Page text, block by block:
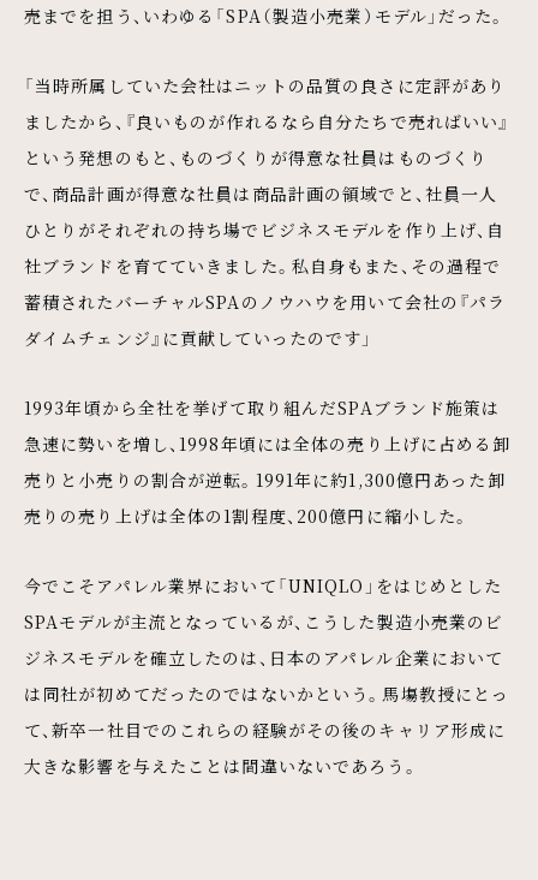
売までを担う、いわゆる「SPA（製造小売業）モデル」だった。
「当時所属していた会社はニットの品質の良さに定評があり
ましたから、『良いものが作れるなら自分たちで売ればいい』
という発想のもと、ものづくりが得意な社員はものづくり
で、商品計画が得意な社員は商品計画の領域でと、社員一人
ひとりがそれぞれの持ち場でビジネスモデルを作り上げ、自
社ブランドを育てていきました。私自身もまた、その過程で
蓄積されたバーチャルSPAのノウハウを用いて会社の『パラ
ダイムチェンジ』に貢献していったのです」
1993年頃から全社を挙げて取り組んだSPAブランド施策は
急速に勢いを増し、1998年頃には全体の売り上げに占める卸
売りと小売りの割合が逆転。1991年に約1,300億円あった卸
売りの売り上げは全体の1割程度、200億円に縮小した。
今でこそアパレル業界において「UNIQLO」をはじめとした
SPAモデルが主流となっているが、こうした製造小売業のビ
ジネスモデルを確立したのは、日本のアパレル企業において
は同社が初めてだったのではないかという。馬塲教授にとっ
て、新卒一社目でのこれらの経験がその後のキャリア形成に
大きな影響を与えたことは間違いないであろう。